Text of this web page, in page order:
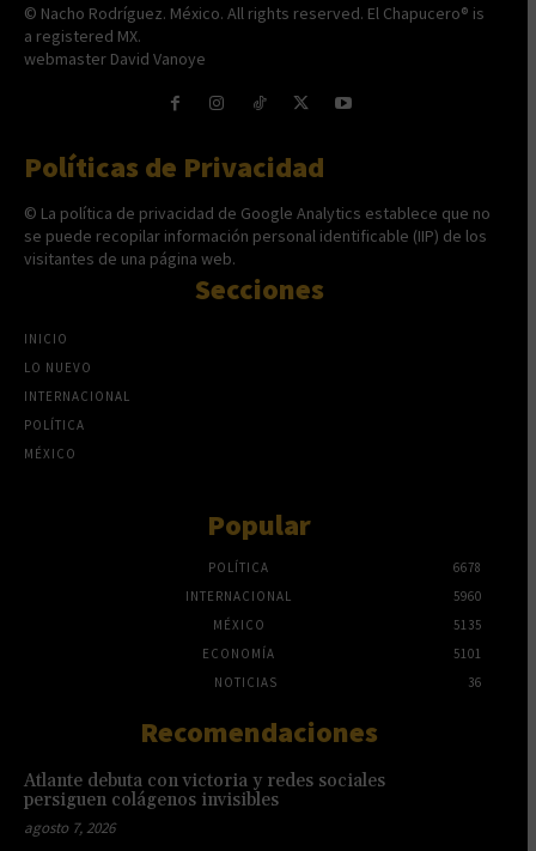
© Nacho Rodríguez. México. All rights reserved. El Chapucero® is
a registered MX.
webmaster David Vanoye
Políticas de Privacidad
© La política de privacidad de Google Analytics establece que no
se puede recopilar información personal identificable (IIP) de los
visitantes de una página web.
Secciones
INICIO
LO NUEVO
INTERNACIONAL
POLÍTICA
MÉXICO
Popular
POLÍTICA
6678
INTERNACIONAL
5960
MÉXICO
5135
ECONOMÍA
5101
NOTICIAS
36
Recomendaciones
Atlante debuta con victoria y redes sociales
persiguen colágenos invisibles
agosto 7, 2026